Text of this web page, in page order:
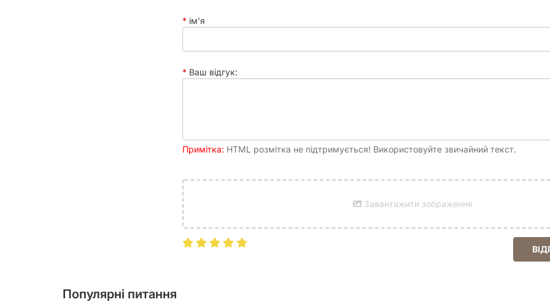
набір кубиків (d4, d6, d8, d10, d12, d20), залишаючи при цьому можливість додати кілька додаткових гральних
зручній затяжці, ваші кубики будуть у безпеці, а ви зможете зосередитися на створенні епічних історій та
ім'я
Ваш відгук:
Примітка: HTML розмітка не підтримується! Використовуйте звичайний текст.
Завантажити зображення
Популярні питання